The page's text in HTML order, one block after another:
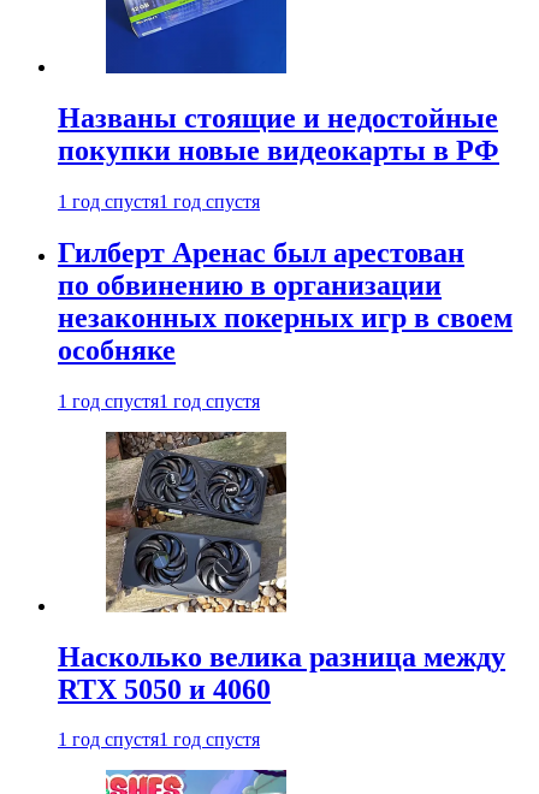
Названы стоящие и недостойные
покупки новые видеокарты в РФ
1 год спустя1 год спустя
Гилберт Аренас был арестован
по обвинению в организации
незаконных покерных игр в своем
особняке
1 год спустя1 год спустя
Насколько велика разница между
RTX 5050 и 4060
1 год спустя1 год спустя